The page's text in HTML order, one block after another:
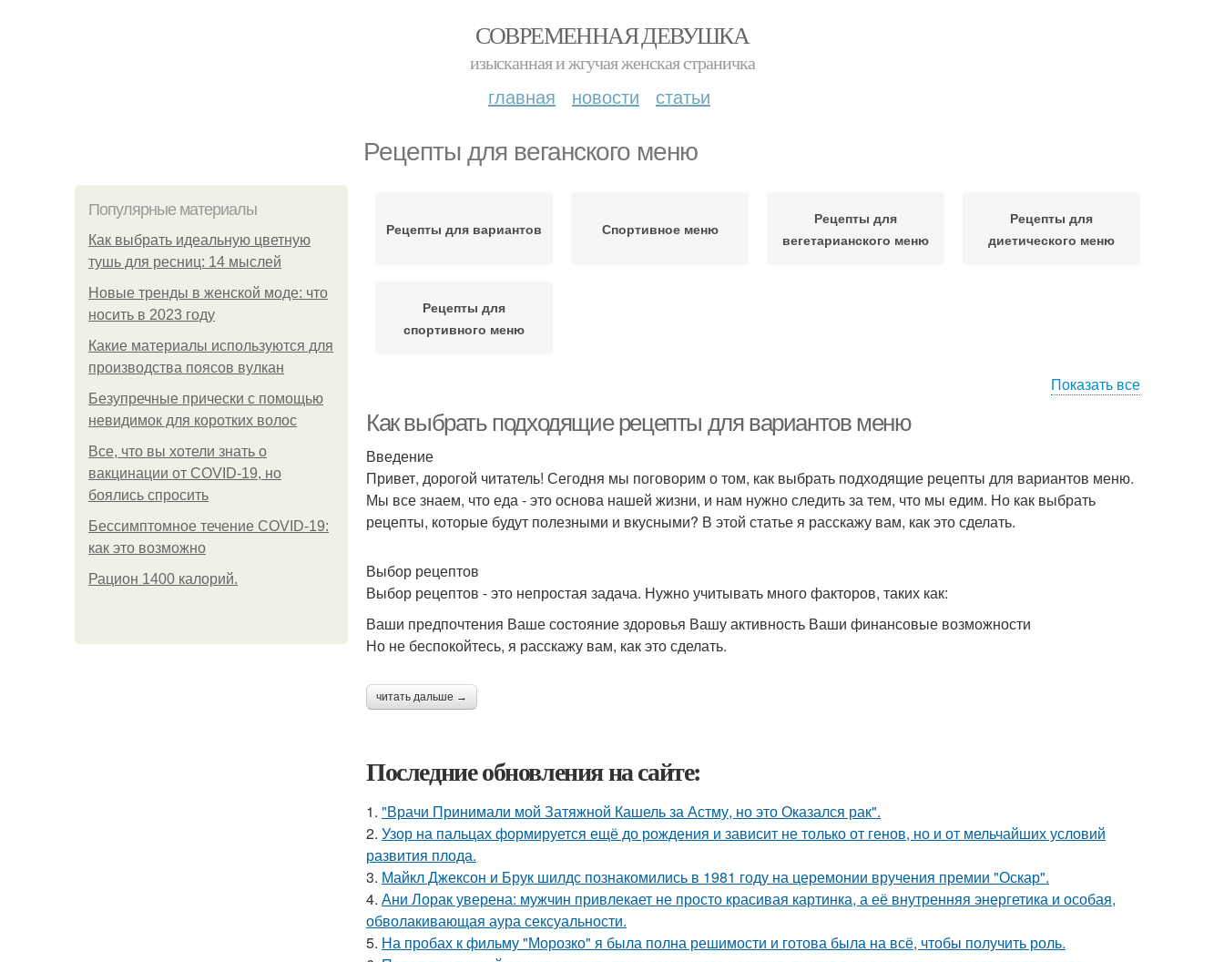
СОВРЕМЕННАЯ ДЕВУШКА
изысканная и жгучая женская страничка
главная новости статьи
Рецепты для веганского меню
Популярные материалы
Как выбрать идеальную цветную
тушь для ресниц: 14 мыслей
Новые тренды в женской моде: что
носить в 2023 году
Какие материалы используются для
производства поясов вулкан
Безупречные прически с помощью
невидимок для коротких волос
Все, что вы хотели знать о
вакцинации от COVID-19, но
боялись спросить
Бессимптомное течение COVID-19:
как это возможно
Рацион 1400 калорий.
Рецепты для вариантов Спортивное меню
Рецепты для
вегетарианского меню
Рецепты для
диетического меню
Рецепты для
спортивного меню
Показать все
Как выбрать подходящие рецепты для вариантов меню
Введение
Привет, дорогой читатель! Сегодня мы поговорим о том, как выбрать подходящие рецепты для вариантов меню.
Мы все знаем, что еда - это основа нашей жизни, и нам нужно следить за тем, что мы едим. Но как выбрать
рецепты, которые будут полезными и вкусными? В этой статье я расскажу вам, как это сделать.
Выбор рецептов
Выбор рецептов - это непростая задача. Нужно учитывать много факторов, таких как:
Ваши предпочтения Ваше состояние здоровья Вашу активность Ваши финансовые возможности
Но не беспокойтесь, я расскажу вам, как это сделать.
читать дальше →
Последние обновления на сайте:
1. "Врачи Принимали мой Затяжной Кашель за Астму, но это Оказался рак".
2. Узор на пальцах формируется ещё до рождения и зависит не только от генов, но и от мельчайших условий
развития плода.
3. Майкл Джексон и Брук шилдс познакомились в 1981 году на церемонии вручения премии "Оскар".
4. Ани Лорак уверена: мужчин привлекает не просто красивая картинка, а её внутренняя энергетика и особая,
обволакивающая аура сексуальности.
5. На пробах к фильму "Морозко" я была полна решимости и готова была на всё, чтобы получить роль.